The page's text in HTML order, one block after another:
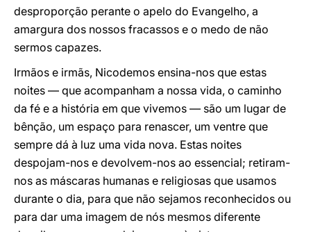
desproporção perante o apelo do Evangelho, a
amargura dos nossos fracassos e o medo de não
sermos capazes.
Irmãos e irmãs, Nicodemos ensina-nos que estas
noites — que acompanham a nossa vida, o caminho
da fé e a história em que vivemos — são um lugar de
bênção, um espaço para renascer, um ventre que
sempre dá à luz uma vida nova. Estas noites
despojam-nos e devolvem-nos ao essencial; retiram-
nos as máscaras humanas e religiosas que usamos
durante o dia, para que não sejamos reconhecidos ou
para dar uma imagem de nós mesmos diferente